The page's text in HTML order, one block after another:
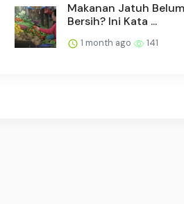
Makanan Jatuh
Bersih? Ini Kata ...
1 month ago 141